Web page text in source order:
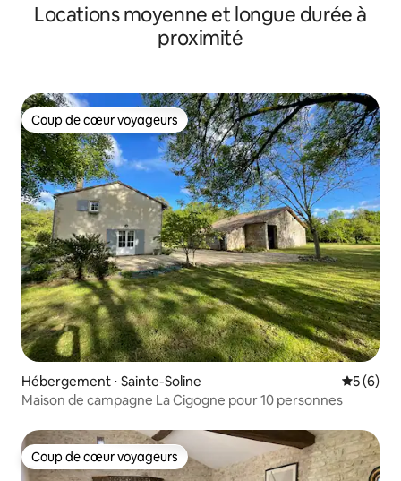
Locations moyenne et longue durée à
proximité
Coup de cœur voyageurs
Coup de cœur voyageurs
Hébergement ⋅ Sainte-Soline
5 (6)
Maison de campagne La Cigogne pour 10 personnes
Coup de cœur voyageurs
Coup de cœur voyageurs